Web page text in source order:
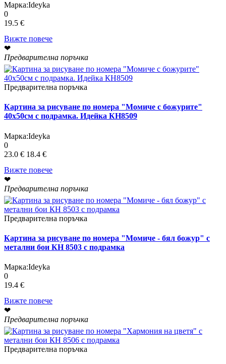
Марка:Ideyka
0
19.5 €
Вижте повече
❤
Предварителна поръчка
Предварителна поръчка
Картина за рисуване по номера "Момиче с божурите"
40х50см с подрамка. Идейка КН8509
Марка:Ideyka
0
23.0 € 18.4 €
Вижте повече
❤
Предварителна поръчка
Предварителна поръчка
Картина за рисуване по номера "Момиче - бял божур" с
метални бои КН 8503 с подрамка
Марка:Ideyka
0
19.4 €
Вижте повече
❤
Предварителна поръчка
Предварителна поръчка